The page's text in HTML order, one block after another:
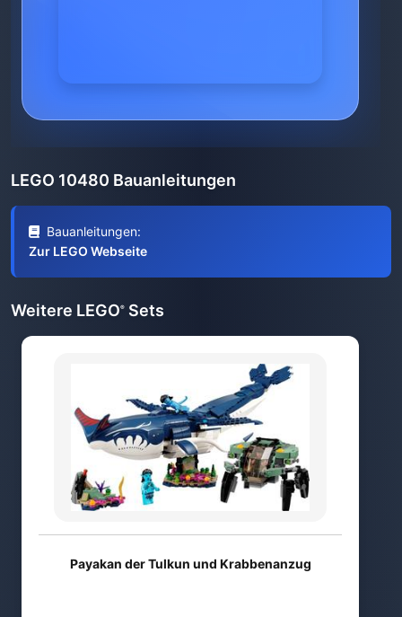
LEGO 10480 Bauanleitungen
Bauanleitungen:
Zur LEGO Webseite
Weitere LEGO® Sets
Payakan der Tulkun und Krabbenanzug